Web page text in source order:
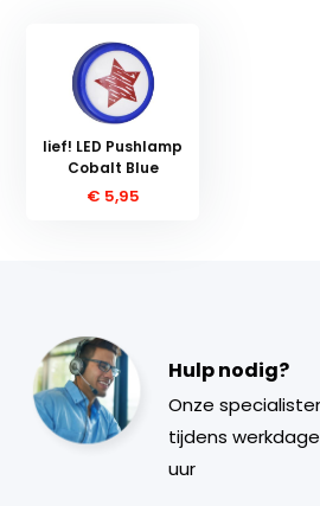
lief! LED Pushlamp
Cobalt Blue
€ 5,95
Hulp nodig?
Onze
tijdens
uur